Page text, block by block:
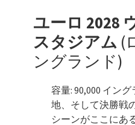
ユーロ 2028
スタジアム (
ングランド)
容量: 90,000 イン
地、そして決勝戦
シーンがここにあ